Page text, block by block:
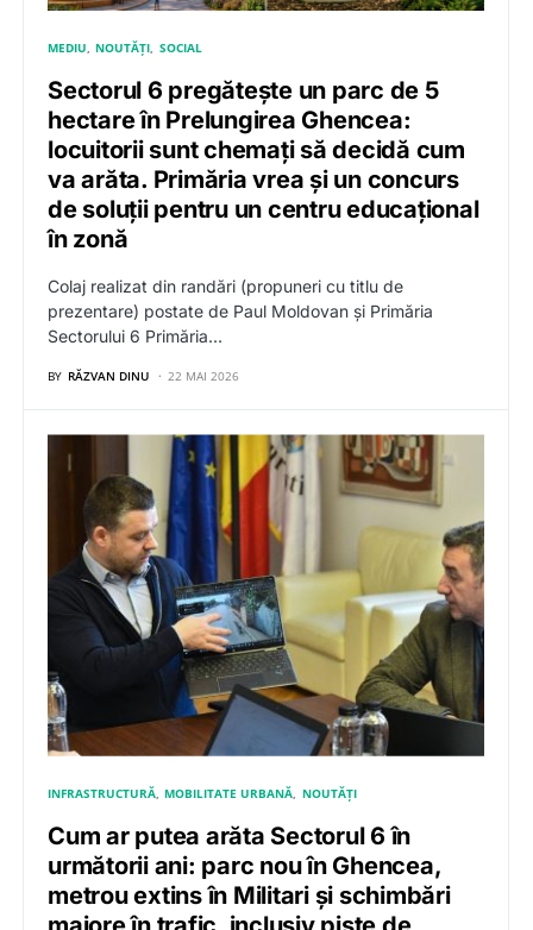
MEDIU NOUTĂȚI SOCIAL
Sectorul 6 pregătește un parc de 5
hectare în Prelungirea Ghencea:
locuitorii sunt chemați să decidă cum
va arăta. Primăria vrea și un concurs
de soluții pentru un centru educațional
în zonă
Colaj realizat din randări (propuneri cu titlu de
prezentare) postate de Paul Moldovan și Primăria
Sectorului 6 Primăria…
BY RĂZVAN DINU 22 MAI 2026
INFRASTRUCTURĂ MOBILITATE URBANĂ NOUTĂȚI
Cum ar putea arăta Sectorul 6 în
următorii ani: parc nou în Ghencea,
metrou extins în Militari și schimbări